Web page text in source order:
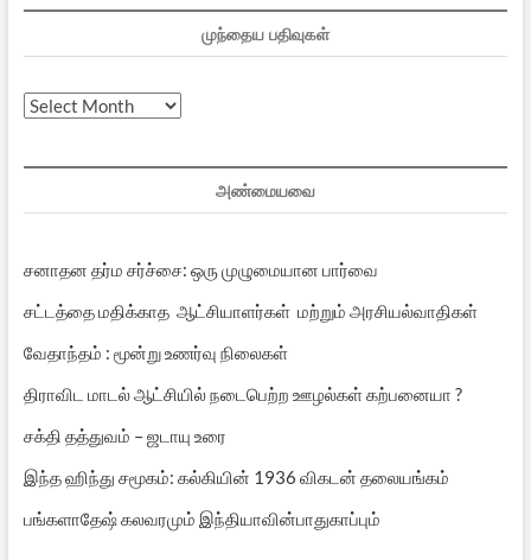
முந்தைய பதிவுகள்
முந்தைய
அண்மையவை
சனாதன தர்ம சர்ச்சை: ஒரு முழுமையான பார்வை
சட்டத்தை மதிக்காத ஆட்சியாளர்கள் மற்றும் அரசியல்வாதிகள்
வேதாந்தம் : மூன்று உணர்வு நிலைகள்
திராவிட மாடல் ஆட்சியில் நடைபெற்ற ஊழல்கள் கற்பனையா ?
சக்தி தத்துவம் – ஜடாயு உரை
இந்த ஹிந்து சமூகம்: கல்கியின் 1936 விகடன் தலையங்கம்
பங்களாதேஷ் கலவரமும் இந்தியாவின்பாதுகாப்பும்